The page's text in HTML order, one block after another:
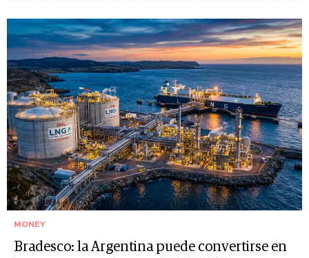
MONEY
Bradesco: la Argentina puede convertirse en